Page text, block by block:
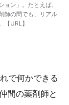
ン」。たとえば、
師の間でも、リアル
URL】
で何かできる
間の薬剤師と